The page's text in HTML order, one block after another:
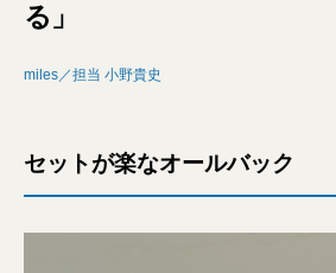
る」
miles／担当 小野貴史
セットが楽なオールバック